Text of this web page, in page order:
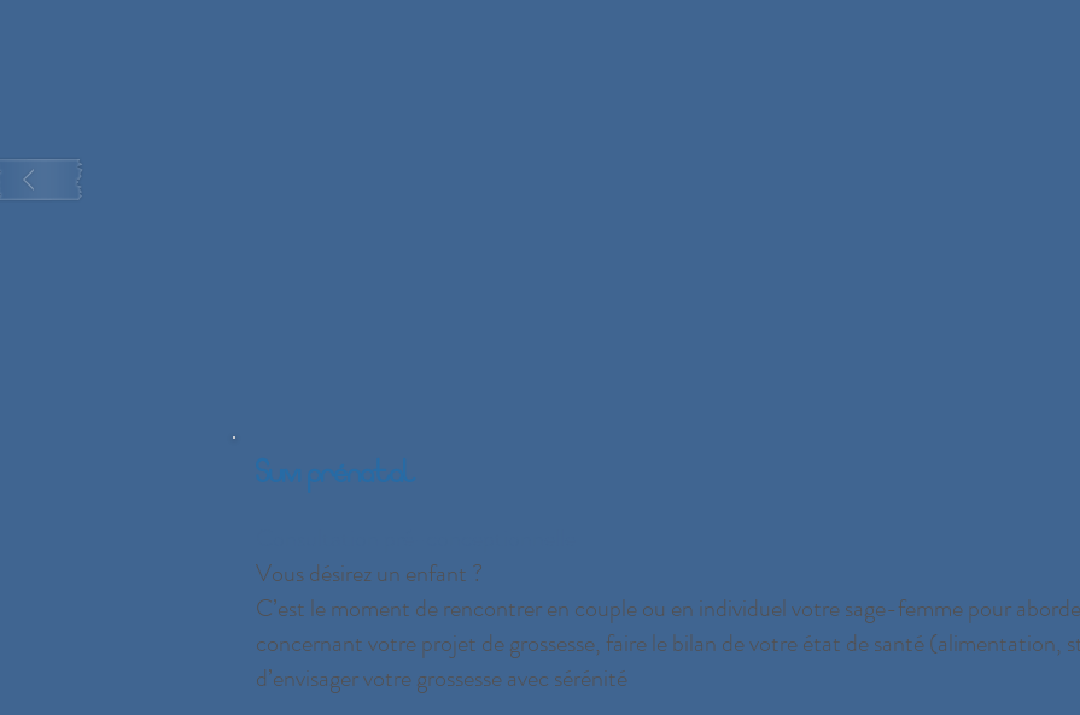
Suivi prénatal
Vous désirez un enfant ?
C’est le moment de rencontrer en couple ou en individuel votre sage-femme pour
concernant votre projet de grossesse, faire le bilan de votre état de santé
d’envisager votre grossesse avec sérénité